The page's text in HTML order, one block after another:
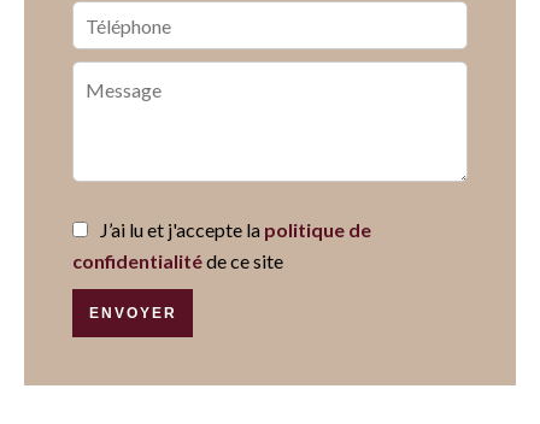
J’ai lu et j'accepte la politique de
confidentialitéde ce site
ENVOYER